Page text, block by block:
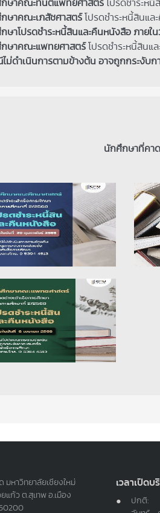
ษาคณะทันตแพทยศาสตร์ โปรดชำระห
ษาคณะเภสัชศาสตร์ โปรดชำระหนี้สินแล
ษาโปรดชำระหนี้สินและคืนหนังสือ ภายใ
ษาคณะแพทยศาสตร์ โปรดชำระหนี้สินแ
ม่ดำเนินการตามข้างต้น อาจถูกกระงับก
นักศึกษาที่คาด
มหาวิทยาลัยเชียงใหม่
แก้ว ต.สุเทพ อ.เมือง
เวลาเปิดบ
ปกติ: